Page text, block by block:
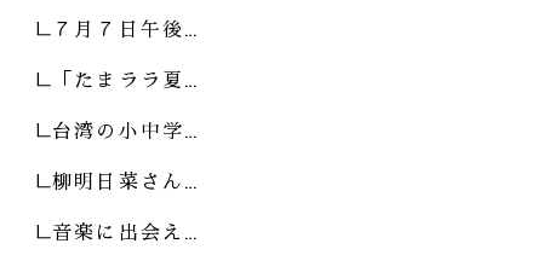
７月７日午後…
「たまララ夏…
台湾の小中学…
柳明日菜さん…
音楽に出会え…